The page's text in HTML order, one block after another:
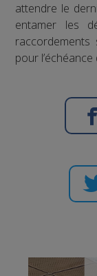
attendre le
entamer les
pour